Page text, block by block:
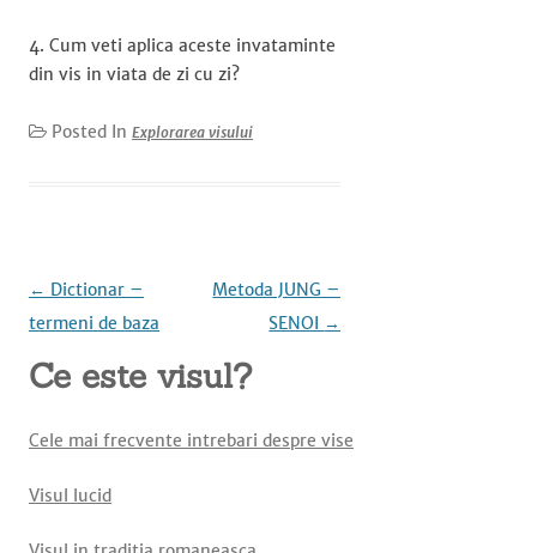
4. Cum veti aplica aceste invataminte
din vis in viata de zi cu zi?
Posted In Explorarea visului
Post
navigation
← Dictionar –
termeni de baza
Metoda JUNG –
SENOI →
Ce este visul?
Cele mai frecvente intrebari despre vise
Visul lucid